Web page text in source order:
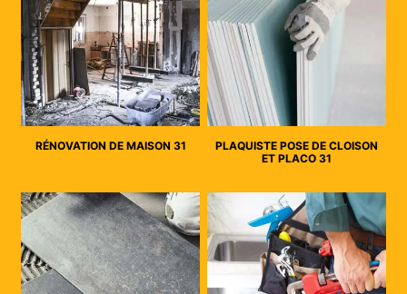
RÉNOVATION DE MAISON 31
PLAQUISTE POSE DE CLOISON
ET PLACO 31